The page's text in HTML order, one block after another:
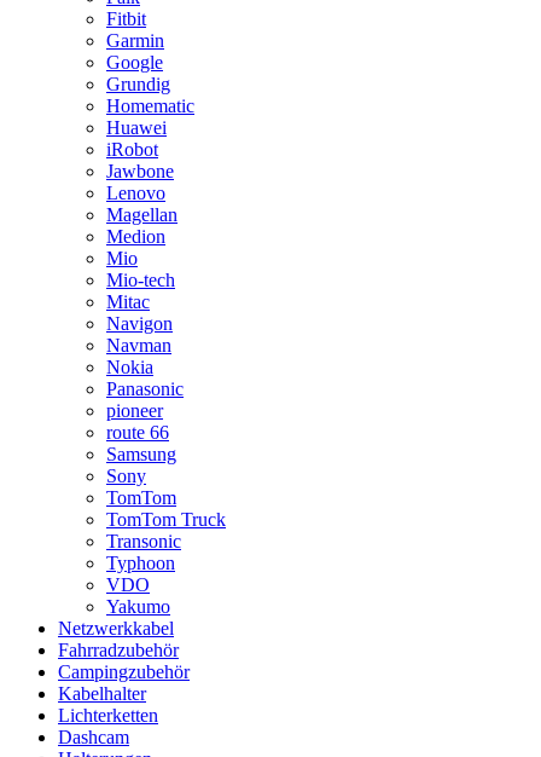
Fitbit
Garmin
Google
Grundig
Homematic
Huawei
iRobot
Jawbone
Lenovo
Magellan
Medion
Mio
Mio-tech
Mitac
Navigon
Navman
Nokia
Panasonic
pioneer
route 66
Samsung
Sony
TomTom
TomTom Truck
Transonic
Typhoon
VDO
Yakumo
Netzwerkkabel
Fahrradzubehör
Campingzubehör
Kabelhalter
Lichterketten
Dashcam